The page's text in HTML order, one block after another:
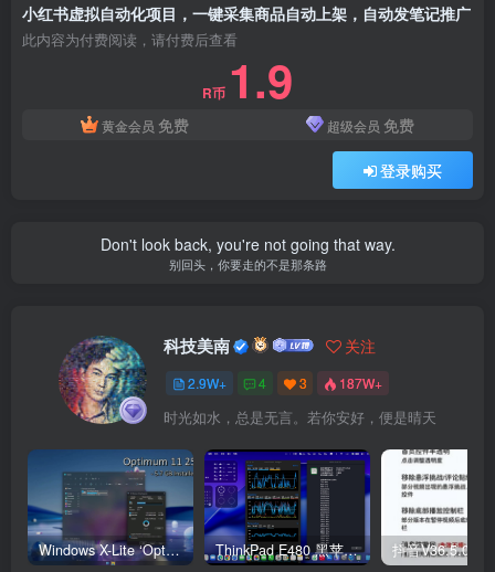
小红书虚拟自动化项目，一键采集商品自动上架，自动发笔记推广
此内容为付费阅读，请付费后查看
R币 1.9
黄金会员 免费 超级会员 免费
登录购买
Don't look back, you're not going that way.
别回头，你要走的不是那条路
科技美南 关注
2.9W+ 4 3 187W+
时光如水，总是无言。若你安好，便是晴天
Windows X-Lite ‘Optimum 11’ 25H2 Pro v2 ThinkPad E480 黑苹果完美Tahoe的EFI分享（2026.03.01更新） 抖音V36.5.0 内